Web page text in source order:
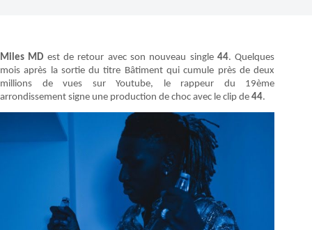
Miles MD est de retour avec son nouveau single 44. Quelques
mois après la sortie du titre Bâtiment qui cumule près de deux
millions de vues sur Youtube, le rappeur du 19ème
arrondissement signe une production de choc avec le clip de 44.